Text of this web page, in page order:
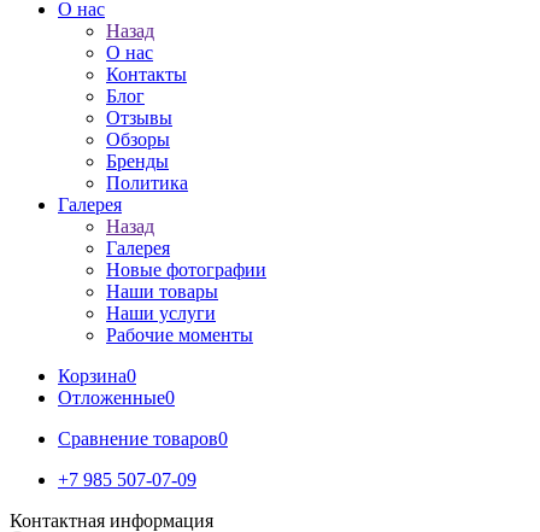
О нас
Назад
О нас
Контакты
Блог
Отзывы
Обзоры
Бренды
Политика
Галерея
Назад
Галерея
Новые фотографии
Наши товары
Наши услуги
Рабочие моменты
Корзина0
Отложенные0
Сравнение товаров0
+7 985 507-07-09
Контактная информация